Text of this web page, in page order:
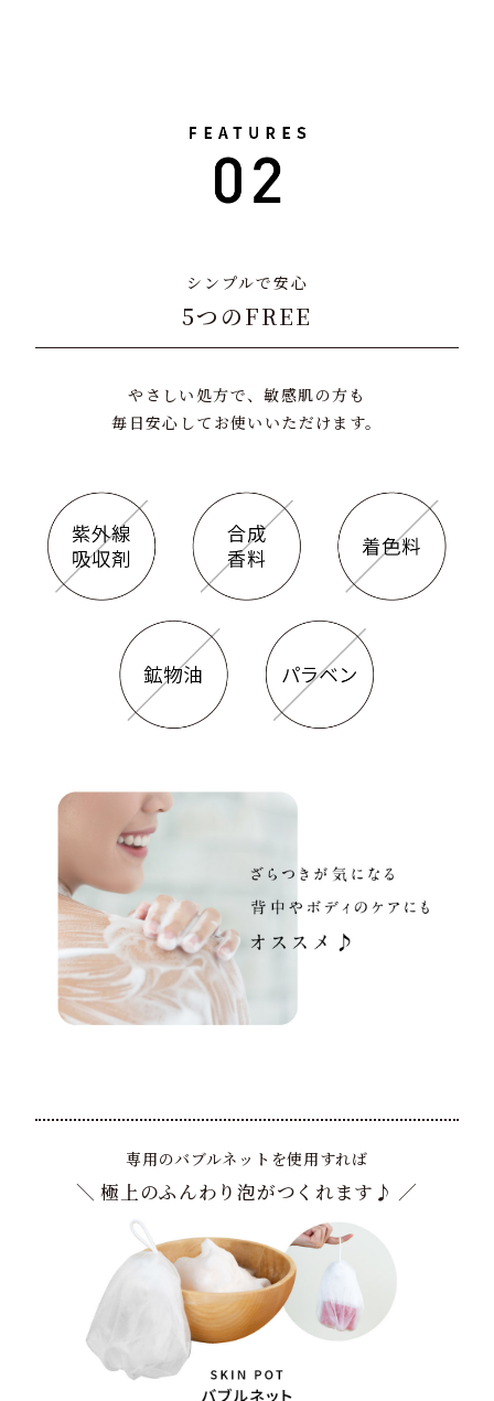
シンプルで安心
5つのFREE
やさしい処方で、敏感肌の方も
毎日安心してお使いいただけます。
専用のバブルネットを使用すれば
＼ 極上のふんわり泡がつくれます♪ ／